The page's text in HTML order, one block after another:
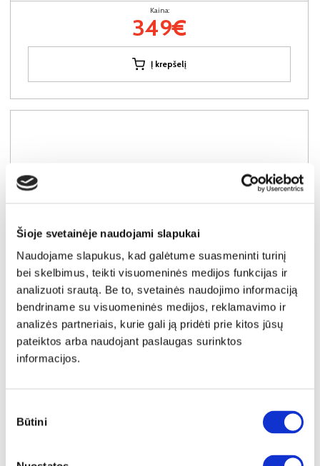
Šioje svetainėje naudojami slapukai
Naudojame slapukus, kad galėtume suasmeninti turinį
bei skelbimus, teikti visuomeninės medijos funkcijas ir
analizuoti srautą. Be to, svetainės naudojimo informaciją
bendriname su visuomeninės medijos, reklamavimo ir
analizės partneriais, kurie gali ją pridėti prie kitos jūsų
pateiktos arba naudojant paslaugas surinktos
informacijos.
pasirinkimas
Būtini
Kaina:
349€
Į krepšelį
YRA SANDĖLYJE
AIR MEMORY 180x200x25 čiužinys